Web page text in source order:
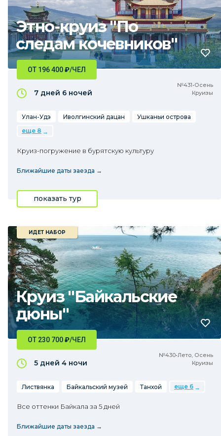
Этно-круиз "По
следам кочевников"
№431•Осень
Круизы
ОТ 196 400₽/ЧЕЛ
7 дней 6 ночей
Улан-Удэ Иволгинский дацан
Ушканьи острова
еще 8
Круиз-погружение в бурятскую культуру
Ближайшие даты заезда →
показать тур
Круиз "Байкальские
дюны"
ИДЕТ НАБОР
№430•Лето, Осень
Круизы
ОТ 230 700₽/ЧЕЛ
5 дней 4 ночи
Листвянка Байкальский музей Танхой еще 6
Все оттенки Байкала за 5 дней
Ближайшие даты заезда →